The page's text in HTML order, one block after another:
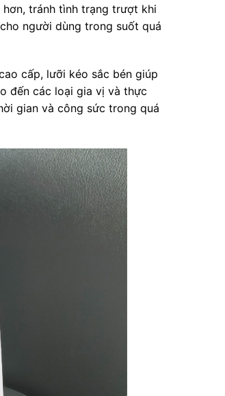
tránh tình trạng trượt khi
người dùng trong suốt quá
cấp, lưỡi kéo sắc bén giúp
đến các loại gia vị và thực
gian và công sức trong quá